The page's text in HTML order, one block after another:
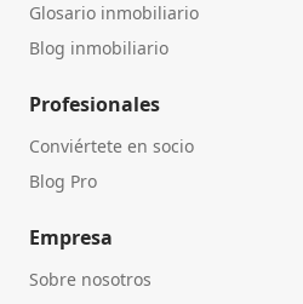
Glosario inmobiliario
Blog inmobiliario
Profesionales
Conviértete en socio
Blog Pro
Empresa
Sobre nosotros